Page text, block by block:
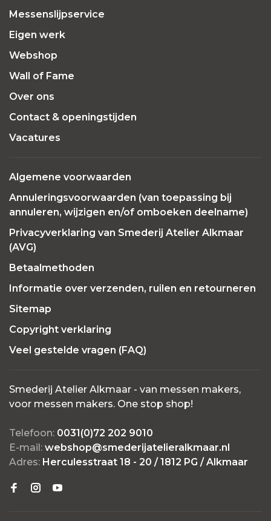
Messenslijpservice
Eigen werk
Webshop
Wall of Fame
Over ons
Contact & openingstijden
Vacatures
Algemene voorwaarden
Annuleringsvoorwaarden (van toepassing bij
annuleren, wijzigen en/of omboeken deelname)
Privacyverklaring van Smederij Atelier Alkmaar
(AVG)
Betaalmethoden
Informatie over verzenden, ruilen en retourneren
Sitemap
Copyright verklaring
Veel gestelde vragen (FAQ)
Smederij Atelier Alkmaar - van messen makers,
voor messen makers. One stop shop!
Telefoon: 0031(0)72 202 9010
E-mail: webshop@smederijatelieralkmaar.nl
Adres: Herculesstraat 18 - 20 / 1812 PG / Alkmaar